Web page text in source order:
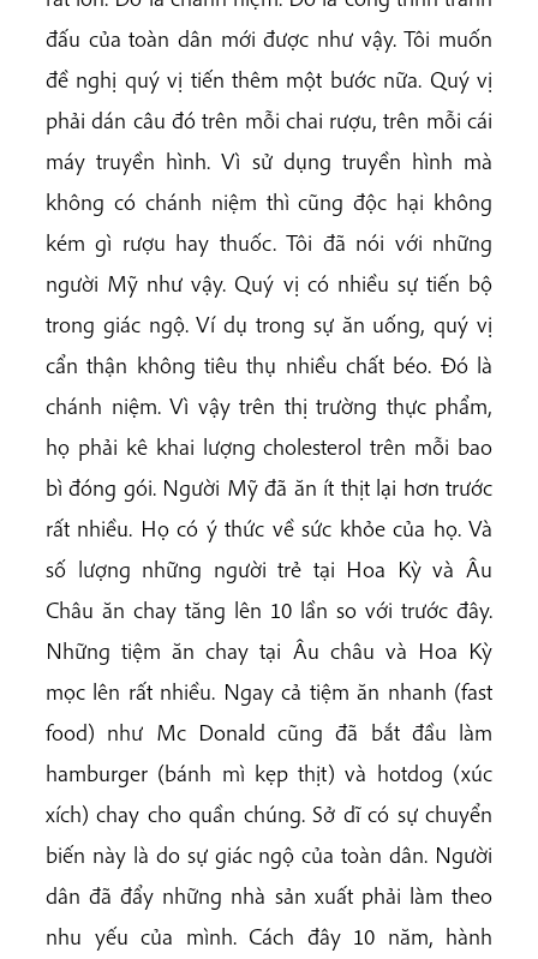
đấu của toàn dân mới được như vậy. Tôi muốn
đề nghị quý vị tiến thêm một bước nữa. Quý vị
phải dán câu đó trên mỗi chai rượu, trên mỗi cái
máy truyền hình. Vì sử dụng truyền hình mà
không có chánh niệm thì cũng độc hại không
kém gì rượu hay thuốc. Tôi đã nói với những
người Mỹ như vậy. Quý vị có nhiều sự tiến bộ
trong giác ngộ. Ví dụ trong sự ăn uống, quý vị
cẩn thận không tiêu thụ nhiều chất béo. Đó là
chánh niệm. Vì vậy trên thị trường thực phẩm,
họ phải kê khai lượng cholesterol trên mỗi bao
bì đóng gói. Người Mỹ đã ăn ít thịt lại hơn trước
rất nhiều. Họ có ý thức về sức khỏe của họ. Và
số lượng những người trẻ tại Hoa Kỳ và Âu
Châu ăn chay tăng lên 10 lần so với trước đây.
Những tiệm ăn chay tại Âu châu và Hoa Kỳ
mọc lên rất nhiều. Ngay cả tiệm ăn nhanh (fast
food) như Mc Donald cũng đã bắt đầu làm
hamburger (bánh mì kẹp thịt) và hotdog (xúc
xích) chay cho quần chúng. Sở dĩ có sự chuyển
biến này là do sự giác ngộ của toàn dân. Người
dân đã đẩy những nhà sản xuất phải làm theo
nhu yếu của mình. Cách đây 10 năm, hành